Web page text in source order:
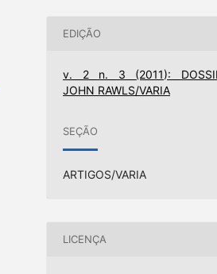
EDIÇÃO
v. 2 n. 3 (2011):
JOHN RAWLS/VARIA
SEÇÃO
ARTIGOS/VARIA
LICENÇA